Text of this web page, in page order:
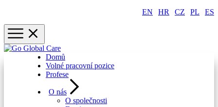
EN HR CZ PL ES
Domů
Volné pracovní pozice
Profese
O nás
O společnosti